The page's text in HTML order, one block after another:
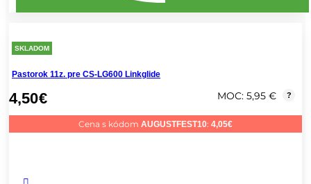
SKLADOM
Pastorok 11z. pre CS-LG600 Linkglide
4,50€ MOC: 5,95 € ?
Cena s kódom AUGUSTFEST10: 4,05€